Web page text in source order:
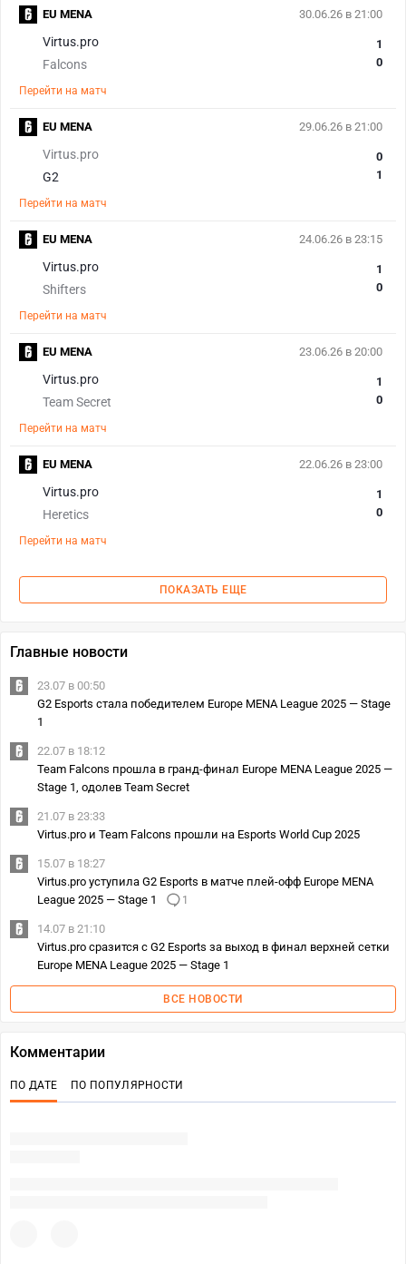
30.06.26 в 21:00
Virtus.pro
Falcons
1
0
Перейти на матч
EU MENA
29.06.26 в 21:00
Virtus.pro
G2
0
1
Перейти на матч
EU MENA
24.06.26 в 23:15
Virtus.pro
Shifters
1
0
Перейти на матч
EU MENA
23.06.26 в 20:00
Virtus.pro
Team Secret
1
0
Перейти на матч
EU MENA
22.06.26 в 23:00
Virtus.pro
Heretics
1
0
Перейти на матч
EU MENA
ПОКАЗАТЬ ЕЩЕ
Главные новости
23.07 в 00:50
G2 Esports стала победителем Europe MENA League 2025 — Stage
1
22.07 в 18:12
Team Falcons прошла в гранд-финал Europe MENA League 2025 —
Stage 1, одолев Team Secret
21.07 в 23:33
Virtus.pro и Team Falcons прошли на Esports World Cup 2025
15.07 в 18:27
Virtus.pro уступила G2 Esports в матче плей-офф Europe MENA
League 2025 — Stage 1
1
14.07 в 21:10
Virtus.pro сразится с G2 Esports за выход в финал верхней сетки
Europe MENA League 2025 — Stage 1
ВСЕ НОВОСТИ
Комментарии
ПО ДАТЕ ПО ПОПУЛЯРНОСТИ